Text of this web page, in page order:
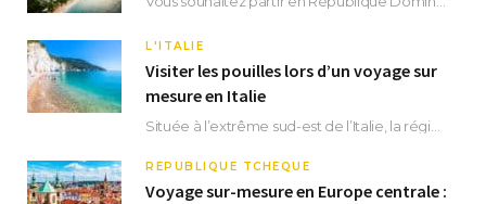
L'ITALIE
Visiter les pouilles lors d’un voyage sur
mesure en Italie
RÉPUBLIQUE TCHÈQUE
Voyage sur-mesure en Europe centrale :